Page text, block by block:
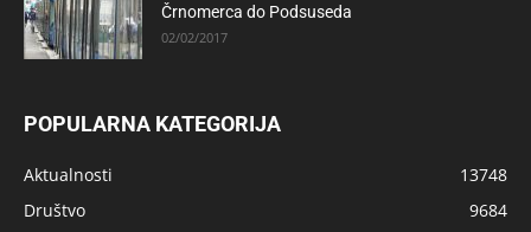
Črnomerca do Podsuseda
02/02/2017
POPULARNA KATEGORIJA
Aktualnosti
13748
Društvo
9684